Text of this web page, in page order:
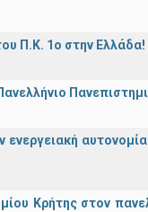
Π.Κ. 1ο στην Ελλάδα!
Κρήτης στον